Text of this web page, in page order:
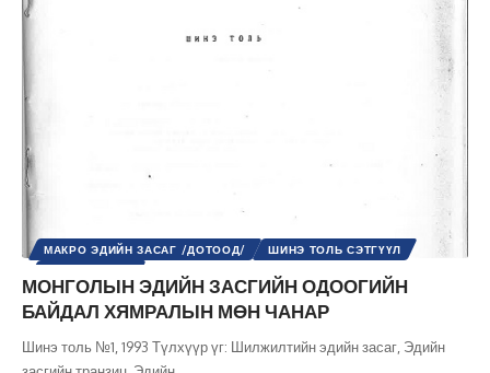
МАКРО ЭДИЙН ЗАСАГ /ДОТООД/
ШИНЭ ТОЛЬ СЭТГҮҮЛ
МОНГОЛЫН ЭДИЙН ЗАСГИЙН ОДООГИЙН
БАЙДАЛ ХЯМРАЛЫН МӨН ЧАНАР
Шинэ толь №1, 1993 Түлхүүр үг: Шилжилтийн эдийн засаг, Эдийн